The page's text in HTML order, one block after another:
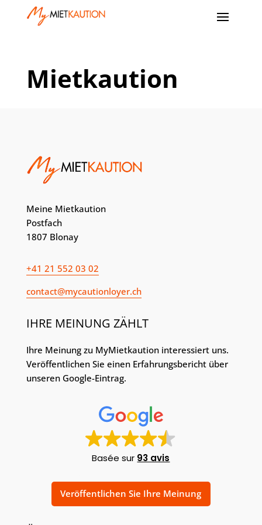
Mietkaution
Meine Mietkaution
Postfach
1807 Blonay
+41 21 552 03 02
contact@mycautionloyer.ch
IHRE MEINUNG ZÄHLT
Ihre Meinung zu MyMietkaution interessiert uns.
Veröffentlichen Sie einen Erfahrungsbericht über
unseren Google-Eintrag.
Basée sur 93 avis
Veröffentlichen Sie Ihre Meinung